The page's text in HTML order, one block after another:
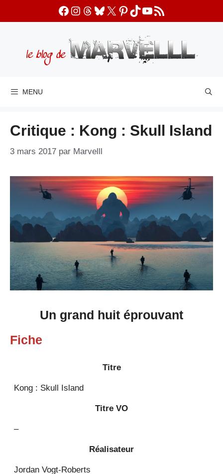
Facebook
Instagram
Threads
Bluesky
X Pinterest
TikTok
YouTube
Flux RSS
MENU
Critique : Kong : Skull Island
3 mars 2017 par Marvelll
Un grand huit éprouvant
Fiche
Titre
Kong : Skull Island
Titre VO
–
Réalisateur
Jordan Vogt-Roberts